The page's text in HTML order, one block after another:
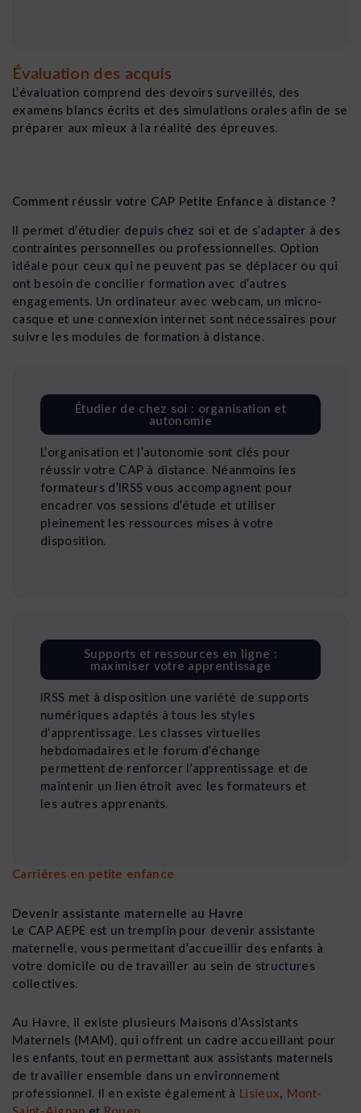
Évaluation des acquis
L’évaluation comprend des devoirs surveillés, des
examens blancs écrits et des simulations orales afin de se
préparer aux mieux à la réalité des épreuves.
Comment réussir votre CAP Petite Enfance à distance ?
Il permet d’étudier depuis chez soi et de s’adapter à des
contraintes personnelles ou professionnelles. Option
idéale pour ceux qui ne peuvent pas se déplacer ou qui
ont besoin de concilier formation avec d’autres
engagements. Un ordinateur avec webcam, un micro-
casque et une connexion internet sont nécessaires pour
suivre les modules de formation à distance.
Étudier de chez soi : organisation et
autonomie
L’organisation et l’autonomie sont clés pour
réussir votre CAP à distance. Néanmoins les
formateurs d’IRSS vous accompagnent pour
encadrer vos sessions d’étude et utiliser
pleinement les ressources mises à votre
disposition.
Supports et ressources en ligne :
maximiser votre apprentissage
IRSS met à disposition une variété de supports
numériques adaptés à tous les styles
d’apprentissage. Les classes virtuelles
hebdomadaires et le forum d’échange
permettent de renforcer l’apprentissage et de
maintenir un lien étroit avec les formateurs et
les autres apprenants.
Carrières en petite enfance
Devenir assistante maternelle au Havre
Le CAP AEPE est un tremplin pour devenir assistante
maternelle, vous permettant d’accueillir des enfants à
votre domicile ou de travailler au sein de structures
collectives.
Au Havre, il existe plusieurs Maisons d’Assistants
Maternels (MAM), qui offrent un cadre accueillant pour
les enfants, tout en permettant aux assistants maternels
de travailler ensemble dans un environnement
professionnel. Il en existe également à Lisieux, Mont-